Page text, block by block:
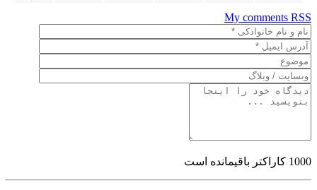
My comments RSS
1000 کاراکتر باقیمانده است